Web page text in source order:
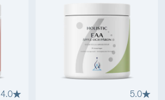
4.0 5.0